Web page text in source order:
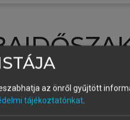
lépj be a saját
1 óra díjmentes
az önről gyűjtött
tájékoztatónkat.